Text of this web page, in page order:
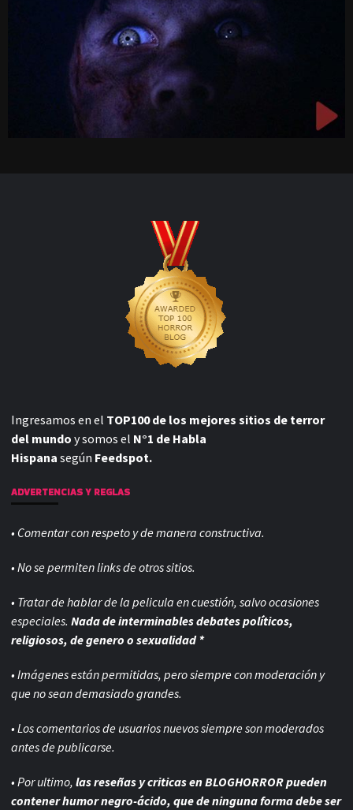
Ingresamos en el TOP100 de los mejores sitios de terror
del mundo y somos el N°1 de Habla
Hispana según Feedspot.
ADVERTENCIAS Y REGLAS
• Comentar con respeto y de manera constructiva.
• No se permiten links de otros sitios.
• Tratar de hablar de la pelicula en cuestión, salvo ocasiones
especiales. Nada de interminables debates políticos,
religiosos, de genero o sexualidad *
• Imágenes están permitidas, pero siempre conmoderación y
que no sean demasiado grandes.
• Los comentarios de usuarios nuevos siempre son moderados
antes de publicarse.
• Por ultimo, las reseñas y criticas en BLOGHORROR pueden
contener humor negro-ácido, que de ninguna forma debe ser